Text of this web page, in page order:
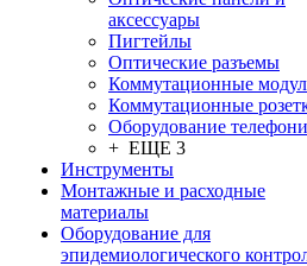
аксессуары
Пигтейлы
Оптические разъемы
Коммутационные
Коммутационные
Оборудование
+ ЕЩЕ 3
Инструменты
Монтажные и расходные
материалы
Оборудование для
эпидемиологического